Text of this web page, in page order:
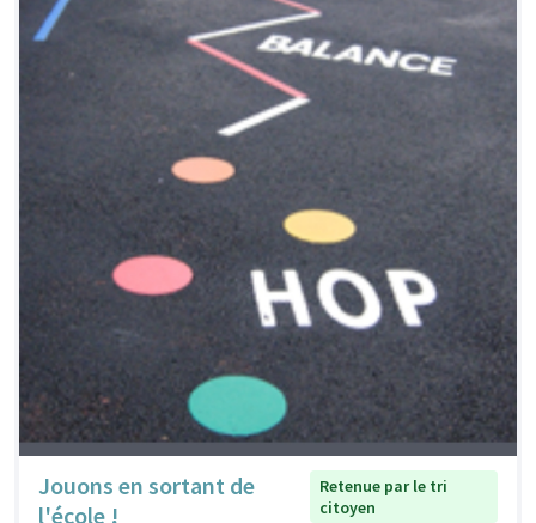
Jouons en sortant de
l'école !
Retenue par le tri
citoyen